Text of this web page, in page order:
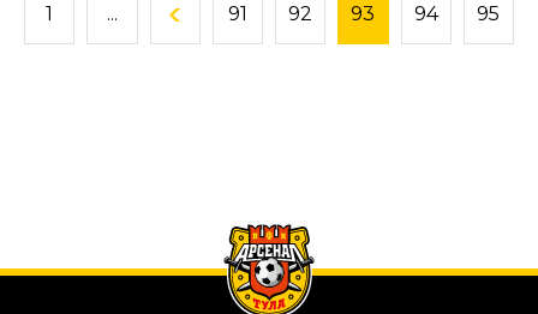
1 ... 91 92 93 94 95